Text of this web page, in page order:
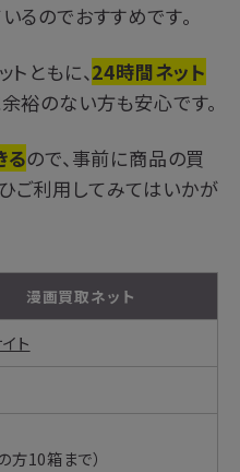
るのでおすすめです。
ともに、24時間ネット
裕のない方も安心です。
るので、事前に商品の買
ご利用してみてはいかが
漫画買取ネット
ト
方10箱まで）